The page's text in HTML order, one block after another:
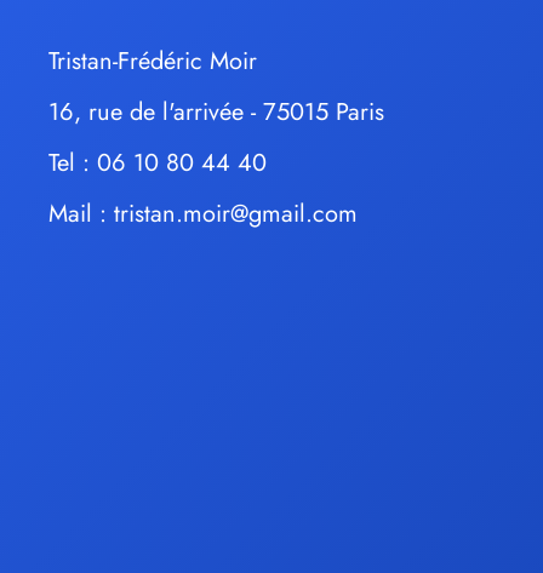
Tristan-Frédéric Moir
16, rue de l'arrivée - 75015 Paris
Tel : 06 10 80 44 40
Mail : tristan.moir@gmail.com